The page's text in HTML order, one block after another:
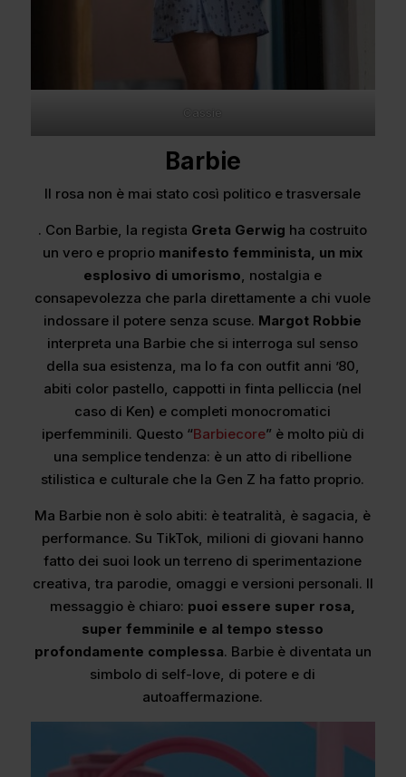
Cassie
Barbie
Il rosa non è mai stato così politico e trasversale
. Con Barbie, la regista Greta Gerwig ha costruito
un vero e proprio manifesto femminista, un mix
esplosivo di umorismo, nostalgia e
consapevolezza che parla direttamente a chi vuole
indossare il potere senza scuse. Margot Robbie
interpreta una Barbie che si interroga sul senso
della sua esistenza, ma lo fa con outfit anni ’80,
abiti color pastello, cappotti in finta pelliccia (nel
caso di Ken) e completi monocromatici
iperfemminili. Questo “Barbiecore” è molto più di
una semplice tendenza: è un atto di ribellione
stilistica e culturale che la Gen Z ha fatto proprio.
Ma Barbie non è solo abiti: è teatralità, è sagacia, è
performance. Su TikTok, milioni di giovani hanno
fatto dei suoi look un terreno di sperimentazione
creativa, tra parodie, omaggi e versioni personali. Il
messaggio è chiaro: puoi essere super rosa,
super femminile e al tempo stesso
profondamente complessa. Barbie è diventata un
simbolo di self-love, di potere e di
autoaffermazione.